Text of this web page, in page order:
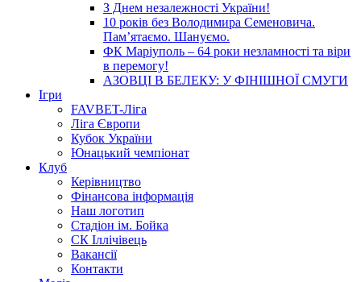
З Днем незалежності України!
10 років без Володимира Семеновича.
Пам’ятаємо. Шануємо.
ФК Маріуполь – 64 роки незламності та віри
в перемогу!
АЗОВЦІ В БЕЛЕКУ: У ФІНІШНОЇ СМУГИ
Ігри
FAVBET-Ліга
Ліга Європи
Кубок України
Юнацький чемпіонат
Клуб
Керівництво
Фінансова інформація
Наш логотип
Стадіон ім. Бойка
СК Іллічівець
Вакансії
Контакти